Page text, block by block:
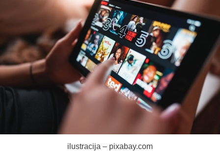
ilustracija – pixabay.com